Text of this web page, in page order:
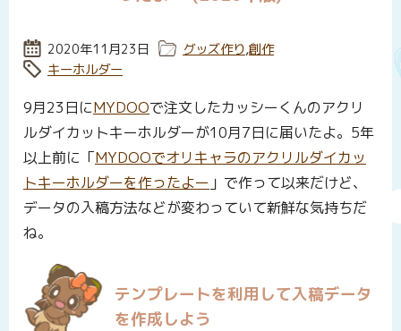
投稿日:
2020年11月23日 カテゴリー:
グッズ作り,創作
タグ:
キーホルダー
9月23日にMYDOOで注文したカッシーくんのアクリ
ルダイカットキーホルダーが10月7日に届いたよ。5年
以上前に「MYDOOでオリキャラのアクリルダイカッ
トキーホルダーを作ったよー 」で作って以来だけど、
データの入稿方法などが変わっていて新鮮な気持ちだ
ね。
テンプレートを利用して入稿データ
を作成しよう